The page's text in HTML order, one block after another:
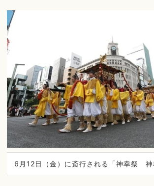
6月12日（金）に斎行される「神幸祭 神